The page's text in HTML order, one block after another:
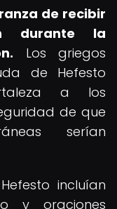
de recibir
durante la
Los griegos
de Hefesto
a los
de que
serían
incluían
y oraciones